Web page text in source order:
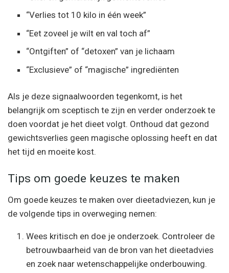
“Verlies tot 10 kilo in één week”
“Eet zoveel je wilt en val toch af”
“Ontgiften” of “detoxen” van je lichaam
“Exclusieve” of “magische” ingrediënten
Als je deze signaalwoorden tegenkomt, is het
belangrijk om sceptisch te zijn en verder onderzoek te
doen voordat je het dieet volgt. Onthoud dat gezond
gewichtsverlies geen magische oplossing heeft en dat
het tijd en moeite kost.
Tips om goede keuzes te maken
Om goede keuzes te maken over dieetadviezen, kun je
de volgende tips in overweging nemen:
Wees kritisch en doe je onderzoek. Controleer de
betrouwbaarheid van de bron van het dieetadvies
en zoek naar wetenschappelijke onderbouwing.